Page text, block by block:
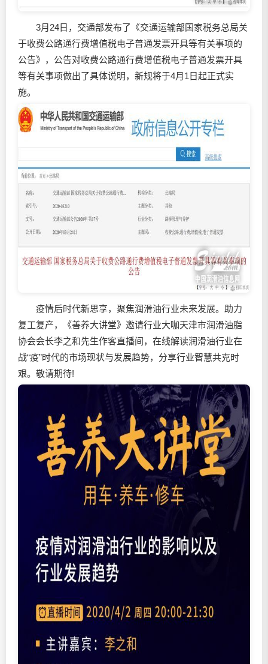
3月24日，交通部发布了《交通运输部国家税务总局关
于收费公路通行费增值税电子普通发票开具等有关事项的
公告》，公告对收费公路通行费增值税电子普通发票开具
等有关事项做出了具体说明，新规将于4月1日起正式实
施。
疫情后时代新思享，聚焦润滑油行业未来发展。助力
复工复产，《善养大讲堂》邀请行业大咖天津市润滑油脂
协会会长李之和先生作客直播间，在线解读润滑油行业在
战“疫”时代的市场现状与发展趋势，分享行业智慧共克时
艰。敬请期待!